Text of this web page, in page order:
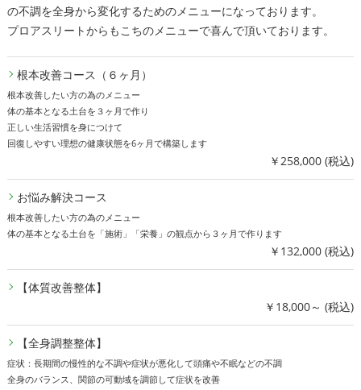
の不調を全身から変化するためのメニューになっております。
プロアスリートからもこちのメニューで喜んで頂いております。
根本改善コース（６ヶ月）
根本改善したい方の為のメニュー
体の基本となる土台を３ヶ月で作り
正しい生活習慣を身につけて
回復しやすい理想の健康状態を6ヶ月で構築します
￥258,000 (税込)
お悩み解決コース
根本改善したい方の為のメニュー
体の基本となる土台を「施術」「栄養」の観点から３ヶ月で作ります
￥132,000 (税込)
【体質改善整体】
￥18,000～ (税込)
【全身調整整体】
症状：長期間の慢性的な不調や症状が悪化して頭痛や不眠などの不調
全身のバランス、関節の可動域を調節して症状を改善